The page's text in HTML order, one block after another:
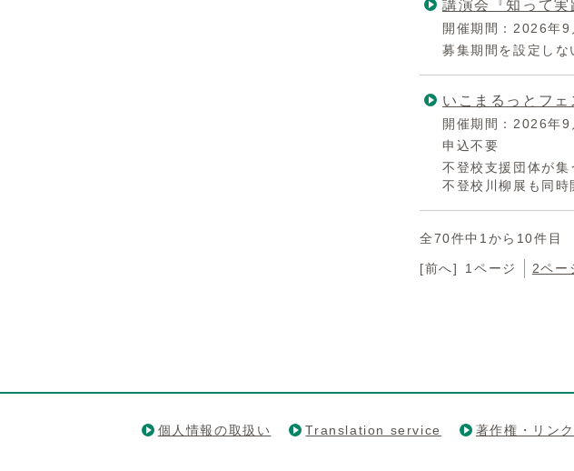
講演会『知って実
開催期間：2026年9
募集期間を設定しな
いこまるっとフ
開催期間：2026年9
申込不要
不登校支援団体が集
不登校川柳展も同時
全70件中1から10件目
[前へ] 1ページ 2ペー
個人情報の取扱い Translation service 著作権・リン